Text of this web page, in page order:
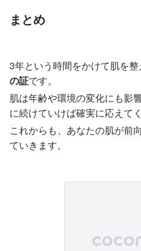
まとめ
3年という時間をかけて肌を整
の証です。
肌は年齢や環境の変化にも影
に続けていけば確実に応えてく
これからも、あなたの肌が前
ていきます。